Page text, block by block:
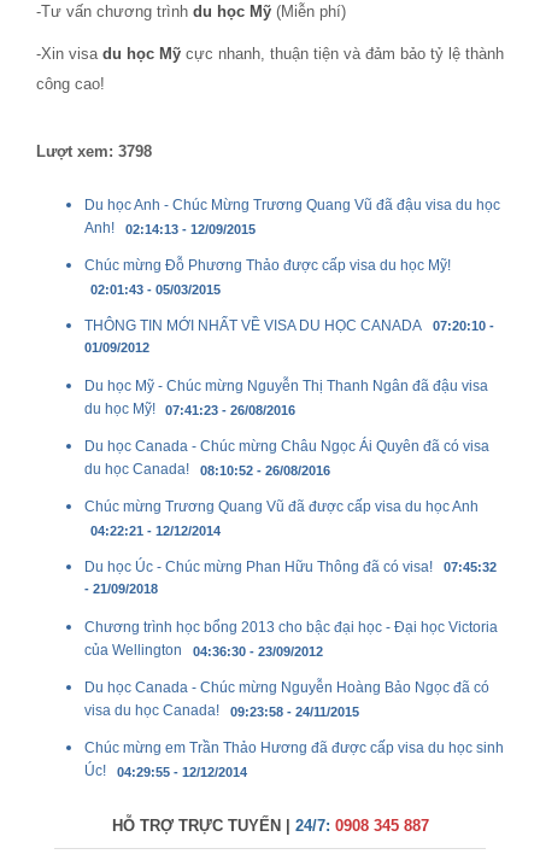
-Tư vấn chương trình du học Mỹ (Miễn phí)
-Xin visa du học Mỹ cực nhanh, thuận tiện và đảm bảo tỷ lệ thành
công cao!
Lượt xem: 3798
Du học Anh - Chúc Mừng Trương Quang Vũ đã đậu visa du học
Anh! 02:14:13 - 12/09/2015
Chúc mừng Đỗ Phương Thảo được cấp visa du học Mỹ!
02:01:43 - 05/03/2015
THÔNG TIN MỚI NHẤT VỀ VISA DU HỌC CANADA 07:20:10 -
01/09/2012
Du học Mỹ - Chúc mừng Nguyễn Thị Thanh Ngân đã đậu visa
du học Mỹ! 07:41:23 - 26/08/2016
Du học Canada - Chúc mừng Châu Ngọc Ái Quyên đã có visa
du học Canada! 08:10:52 - 26/08/2016
Chúc mừng Trương Quang Vũ đã được cấp visa du học Anh
04:22:21 - 12/12/2014
Du học Úc - Chúc mừng Phan Hữu Thông đã có visa! 07:45:32
- 21/09/2018
Chương trình học bổng 2013 cho bậc đại học - Đại học Victoria
của Wellington 04:36:30 - 23/09/2012
Du học Canada - Chúc mừng Nguyễn Hoàng Bảo Ngọc đã có
visa du học Canada! 09:23:58 - 24/11/2015
Chúc mừng em Trần Thảo Hương đã được cấp visa du học sinh
Úc! 04:29:55 - 12/12/2014
HỖ TRỢ TRỰC TUYẾN | 24/7: 0908 345 887